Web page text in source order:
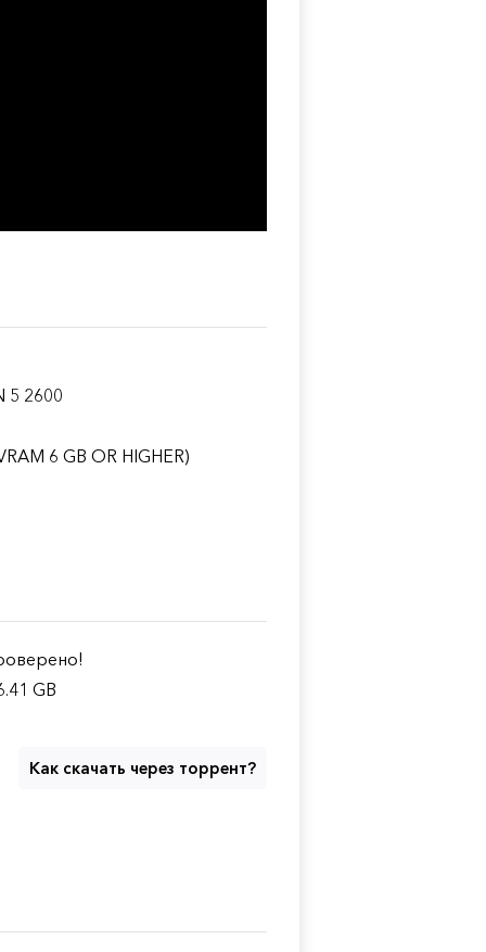
5 2600
6 GB OR HIGHER)
GB
Как скачать через торрент?